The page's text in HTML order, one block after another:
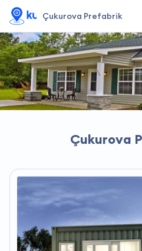
Çukurova Prefabrik
Çukurova